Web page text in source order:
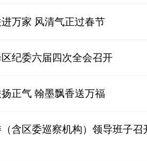
万家 风清气正过春节
纪委六届四次全会召开
正气 翰墨飘香送万福
含区委巡察机构）领导班子